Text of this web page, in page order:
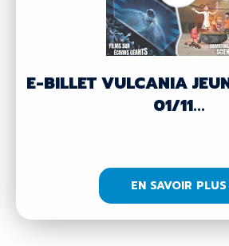
E-BILLET VULCANIA
01/11...
EN SAVOIR PLUS